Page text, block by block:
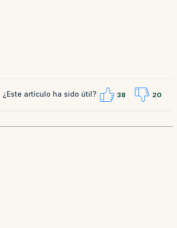
¿Este artículo ha sido útil? 38 20